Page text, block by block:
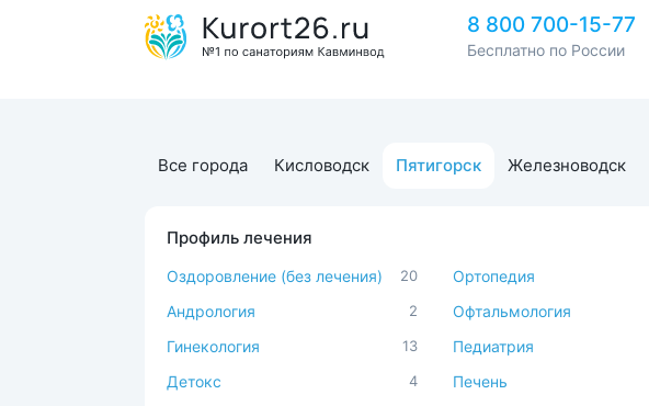
8 800 700-15-77
Бесплатно по России
Все города Кисловодск Пятигорск Железноводск
Профиль лечения
Оздоровление (без лечения) 20
Андрология 2
Гинекология 13
Детокс 4
Ортопедия
Офтальмология
Педиатрия
Печень